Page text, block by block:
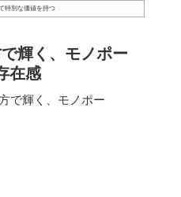
特別な価値を持つ
輝く、モノポー
在感